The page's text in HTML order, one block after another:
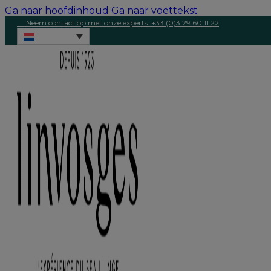
Ga naar hoofdinhoud Ga naar voettekst
Neem contact op met onze experts: +33 (0)3 29 60 11 22